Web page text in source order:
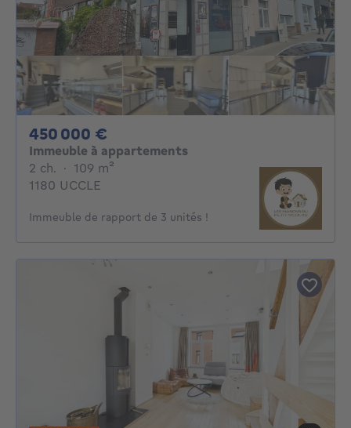
450 000 €
Immeuble à appartements
2 ch. 2 chambres
· 109 m²
1180 UCCLE
Immeuble de rapport de 3 unités !